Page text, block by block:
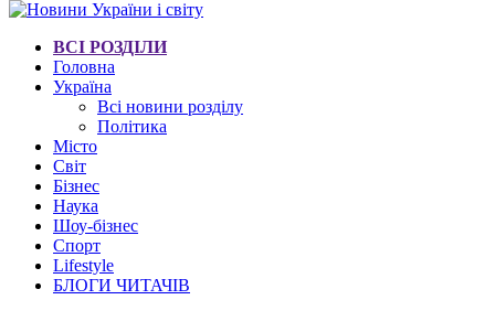
ВСІ РОЗДІЛИ
Головна
Україна
Всі новини розділу
Політика
Місто
Світ
Бізнес
Наука
Шоу-бізнес
Спорт
Lifestyle
БЛОГИ ЧИТАЧІВ